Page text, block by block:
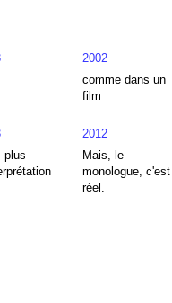
2002
comme dans un
film
2012
plus
Mais, le
monologue,
réel.